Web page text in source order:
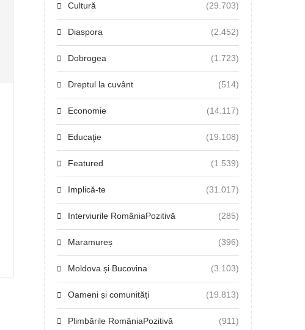
Cultură (29.703)
Diaspora (2.452)
Dobrogea (1.723)
Dreptul la cuvânt (514)
Economie (14.117)
Educaţie (19.108)
Featured (1.539)
Implică-te (31.017)
Interviurile RomâniaPozitivă (285)
Maramureș (396)
Moldova și Bucovina (3.103)
Oameni și comunități (19.813)
Plimbările RomâniaPozitivă (911)